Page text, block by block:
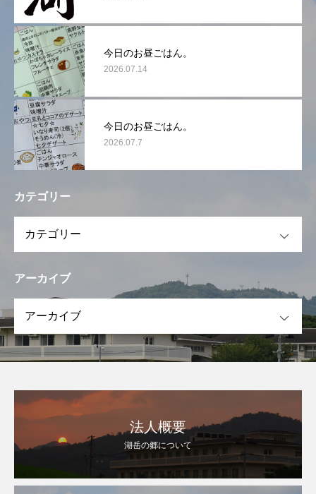
今日のお昼ごはん。
2026.07.14
今日のお昼ごはん。
2026.07.7
カテゴリー
アーカイブ
法人概要
湖岳の郷について